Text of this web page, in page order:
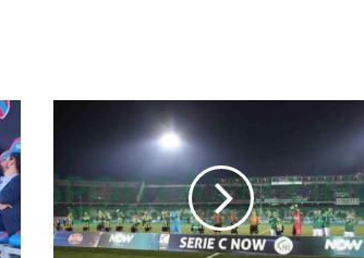
Juve
Stabia:
fissati
data